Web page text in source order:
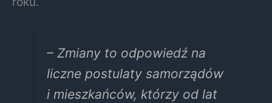
– Zmiany to odpowiedź na
liczne postulaty samorządów
i mieszkańców, którzy od lat